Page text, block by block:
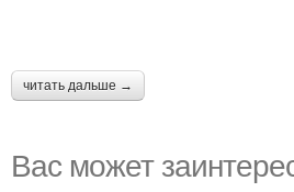
читать дальше →
Вас может